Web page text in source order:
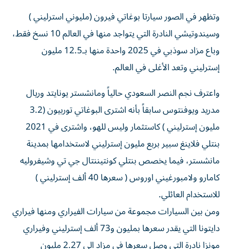
وتظهر في الصور سيارتا بوغاتي فيرون (مليوني استرليني )
وسيندوتيشي النادرة التي يتواجد منها في العالم 10 نسخ فقط،
وباع مزاد سوذبي في 2025 واحدة منها بـ12.5 مليون
إسترليني وتعد الأغلى في العالم.
واعترف نجم النصر السعودي حالياً ومانشستر يونايتد وريال
مدريد ويوفنتوس سابقاً بأنه اشترى البوغاتي توربيون (3.2
مليون إسترليني ) كاستثمار وليس للهو، واشترى في 2021
بنتلي فلاينغ سبير بربع مليون إسترليني لاستخدامها بمدينة
مانشستر، فيما يخصص بنتلي كونتيننتال جي تي وشيفروليه
كامارو ولامبورغيني اوروس ( سعرها 40 ألف إسترليني )
للاستخدام العائلي.
ومن بين السيارات مجموعة من سيارات الفيراري ومنها فيراري
دايتونا التي يقدر سعرها بمليون و73 ألف إسترليني وفيراري
مونزا نادرة التي وصل سعرها في مزاد الى 2.27 مليون